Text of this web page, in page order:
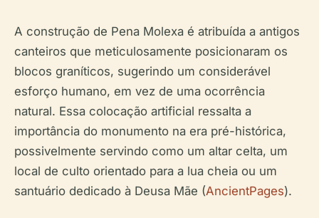
A construção de Pena Molexa é atribuída a antigos
canteiros que meticulosamente posicionaram os
blocos graníticos, sugerindo um considerável
esforço humano, em vez de uma ocorrência
natural. Essa colocação artificial ressalta a
importância do monumento na era pré-histórica,
possivelmente servindo como um altar celta, um
local de culto orientado para a lua cheia ou um
santuário dedicado à Deusa Mãe (AncientPages).